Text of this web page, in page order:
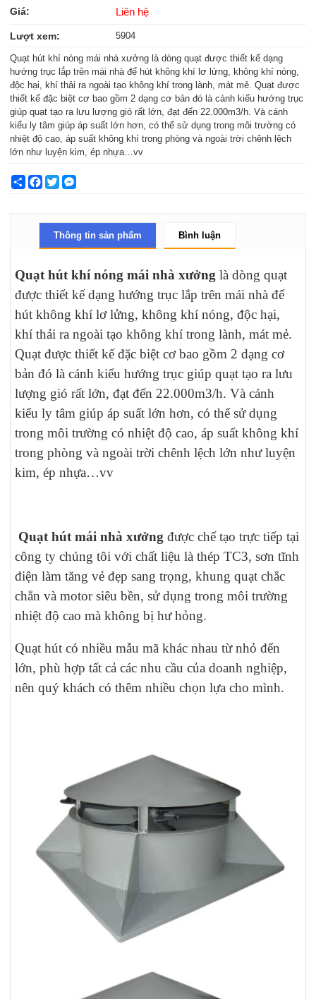
Giá: Liên hệ
Lượt xem: 5904
Quạt hút khí nóng mái nhà xưởng là dòng quạt được thiết kế dạng
hướng trục lắp trên mái nhà để hút không khí lơ lửng, không khí nóng,
độc hại, khí thải ra ngoài tạo không khí trong lành, mát mẻ. Quạt được
thiết kế đặc biệt cơ bao gồm 2 dạng cơ bản đó là cánh kiểu hướng trục
giúp quạt tạo ra lưu lượng gió rất lớn, đạt đến 22.000m3/h. Và cánh
kiểu ly tâm giúp áp suất lớn hơn, có thể sử dụng trong môi trường có
nhiệt độ cao, áp suất không khí trong phòng và ngoài trời chênh lệch
lớn như luyện kim, ép nhựa…vv
ShareFacebook
Twitter
Thông tin sản phẩm Bình luận
Quạt hút khí nóng mái nhà xưởng là dòng quạt
được thiết kế dạng hướng trục lắp trên mái nhà để
hút không khí lơ lửng, không khí nóng, độc hại,
khí thải ra ngoài tạo không khí trong lành, mát mẻ.
Quạt được thiết kế đặc biệt cơ bao gồm 2 dạng cơ
bản đó là cánh kiểu hướng trục giúp quạt tạo ra lưu
lượng gió rất lớn, đạt đến 22.000m3/h. Và cánh
kiểu ly tâm giúp áp suất lớn hơn, có thể sử dụng
trong môi trường có nhiệt độ cao, áp suất không khí
trong phòng và ngoài trời chênh lệch lớn như luyện
kim, ép nhựa…vv
Quạt hút mái nhà xưởngđược chế tạo trực tiếp tại
công ty chúng tôi với chất liệu là thép TC3, sơn tĩnh
điện làm tăng vẻ đẹp sang trọng, khung quạt chắc
chắn và motor siêu bền, sử dụng trong môi trường
nhiệt độ cao mà không bị hư hỏng.
Quạt hút có nhiều mẫu mã khác nhau từ nhỏ đến
lớn, phù hợp tất cả các nhu cầu của doanh nghiệp,
nên quý khách có thêm nhiều chọn lựa cho mình.